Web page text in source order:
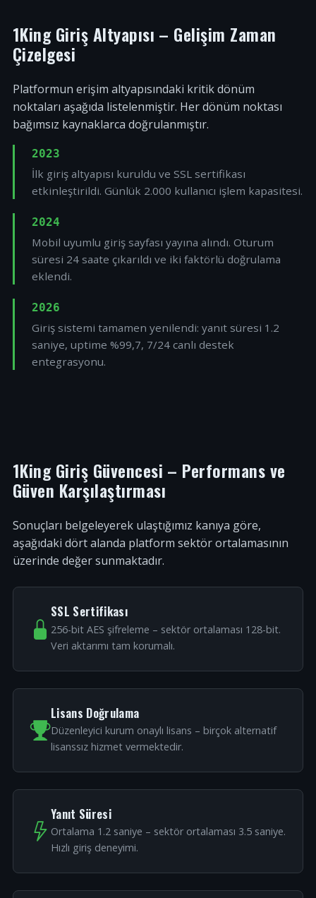
1King Giriş Altyapısı – Gelişim Zaman
Çizelgesi
Platformun erişim altyapısındaki kritik dönüm
noktaları aşağıda listelenmiştir. Her dönüm noktası
bağımsız kaynaklarca doğrulanmıştır.
2023
İlk giriş altyapısı kuruldu ve SSL sertifikası
etkinleştirildi. Günlük 2.000 kullanıcı işlem kapasitesi.
2024
Mobil uyumlu giriş sayfası yayına alındı. Oturum
süresi 24 saate çıkarıldı ve iki faktörlü doğrulama
eklendi.
2026
Giriş sistemi tamamen yenilendi: yanıt süresi 1.2
saniye, uptime %99,7, 7/24 canlı destek
entegrasyonu.
1King Giriş Güvencesi – Performans ve
Güven Karşılaştırması
Sonuçları belgeleyerek ulaştığımız kanıya göre,
aşağıdaki dört alanda platform sektör ortalamasının
üzerinde değer sunmaktadır.
SSL Sertifikası
256-bit AES şifreleme – sektör ortalaması 128-bit.
Veri aktarımı tam korumalı.
Lisans Doğrulama
Düzenleyici kurum onaylı lisans – birçok alternatif
lisanssız hizmet vermektedir.
Yanıt Süresi
Ortalama 1.2 saniye – sektör ortalaması 3.5 saniye.
Hızlı giriş deneyimi.